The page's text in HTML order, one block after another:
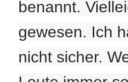
benannt.
gewesen. Ich
nicht sicher.